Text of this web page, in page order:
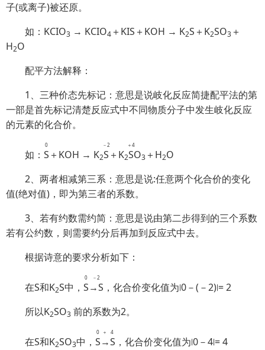
子(或离子)被还原。
如：KCIO3 → KCIO4 ＋KIS＋KOH → K2S＋K2SO3 ＋
H2O
配平方法解释：
1、三种价态先标记：意思是说岐化反应简捷配平法的第
一部是首先标记清楚反应式中不同物质分子中发生岐化反应
的元素的化合价。
如： S
0
＋KOH → K2S
－2
＋K2S
＋4
O3 ＋H2O
2、两者相减第三系：意思是说:任意两个化合价的变化
值(绝对值)，即为第三者的系数。
3、若有约数需约简：意思是说由第二步得到的三个系数
若有公约数，则需要约分后再加到反应式中去。
根据诗意的要求分析如下：
在S和K2S中， S
0
→S
－2
，化合价变化值为∣0－(－2)∣= 2
所以K2SO3 前的系数为2。
在S和K2SO3中， S
0
→S
＋4
，化合价变化值为∣0－4∣= 4